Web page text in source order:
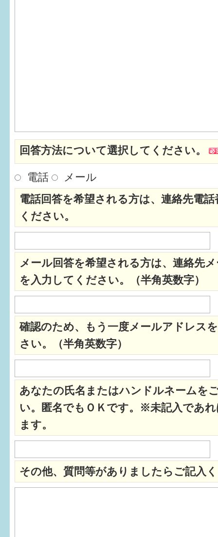
回答方法について選択してください。
電話
メール
電話回答を希望される方は、連絡先電
ください。
メール回答を希望される方は、連絡先
を入力してください。（半角英数字）
確認のため、もう一度メールアドレス
さい。（半角英数字）
あなたの氏名またはハンドルネームを
い。匿名でもＯＫです。※未記入であ
ます。
その他、質問等がありましたらご記入
子育て情報誌「ほっと」
食育
福井市図書館オススメの本
お出かけ情報
パパもママも子育て
ワンポイント英会話
ソーシャルメディア
すまいるサポート行事案内